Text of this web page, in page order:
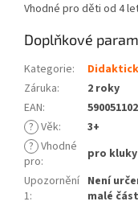
Vhodné pro děti od 4
Doplňkové
Kategorie:
Záruka:
2 roky
EAN:
? Věk:
3+
? Vhodné
pro:
pro
Upozornění
1:
Není
malé